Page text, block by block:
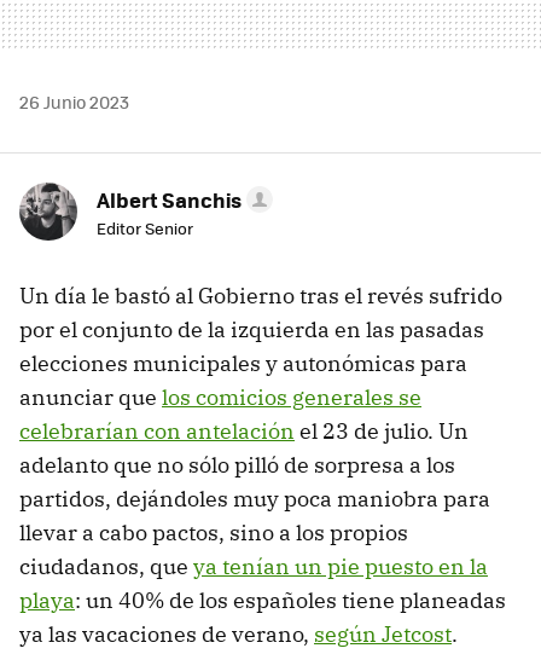
26 Junio 2023
Albert Sanchis
Editor Senior
Un día le bastó al Gobierno tras el revés sufrido
por el conjunto de la izquierda en las pasadas
elecciones municipales y autonómicas para
anunciar que los comicios generales se
celebrarían con antelación el 23 de julio. Un
adelanto que no sólo pilló de sorpresa a los
partidos, dejándoles muy poca maniobra para
llevar a cabo pactos, sino a los propios
ciudadanos, que ya tenían un pie puesto en la
playa: un 40% de los españoles tiene planeadas
ya las vacaciones de verano, según Jetcost.